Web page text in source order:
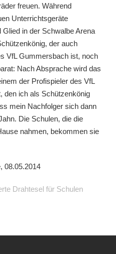
freuen. Während
Unterrichtsgeräte
in der Schwalbe Arena
der auch
VfL Gummersbach ist, noch
Nach Absprache wird das
der Profispieler des VfL
den ich als Schützenkönig
mein Nachfolger sich dann
Die Schulen, die die
nahmen, bekommen sie
08.05.2014
Drahtesel für Schulen